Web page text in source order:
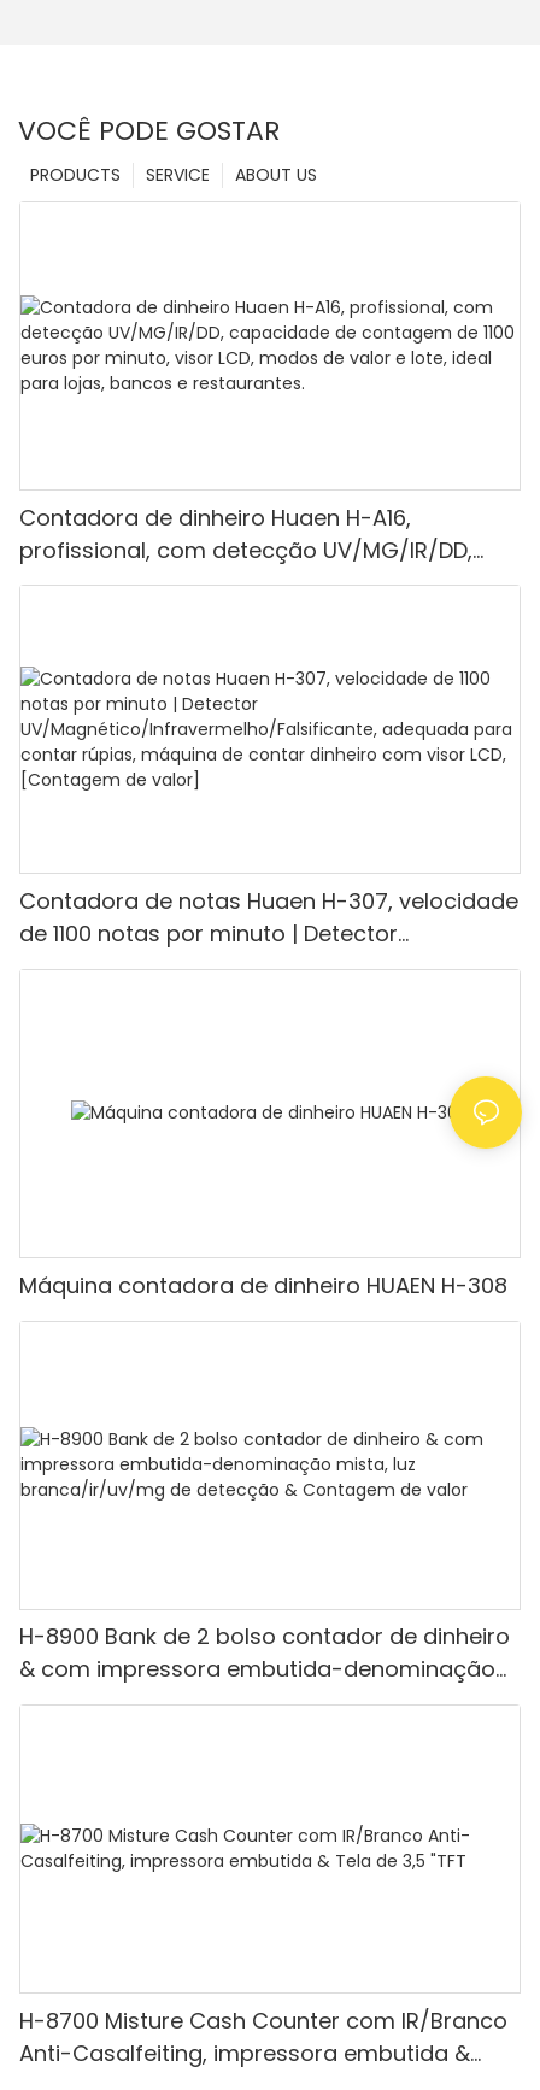
VOCÊ PODE GOSTAR
ABOUT US
SERVICE
PRODUCTS
Contadora de dinheiro Huaen H-A16,
profissional, com detecção UV/MG/IR/DD,
capacidade de contagem de 1100 euros por
Contadora de notas Huaen H-307, velocidade
de 1100 notas por minuto | Detector
UV/Magnético/Infravermelho/Falsificante,
Máquina contadora de dinheiro HUAEN H-308
H-8900 Bank de 2 bolso contador de dinheiro
& com impressora embutida-denominação
mista, luz branca/ir/uv/mg de detecção &
H-8700 Misture Cash Counter com IR/Branco
Anti-Casalfeiting, impressora embutida &